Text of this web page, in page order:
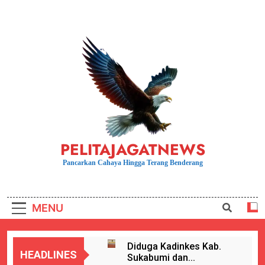
PELITAJAGATNEWS
Pancarkan Cahaya Hingga Terang Benderang
MENU
HEADLINES
Diduga Kadinkes Kab.
Sukabumi dan